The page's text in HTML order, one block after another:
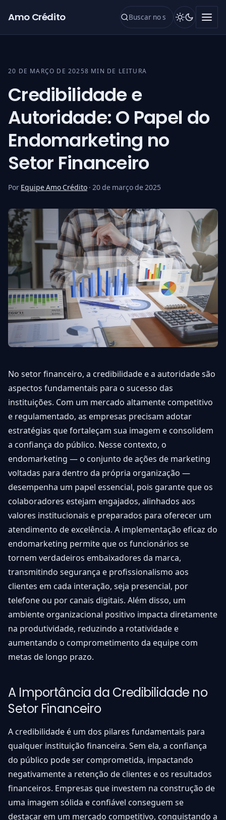
Amo Crédito
20 DE MARÇO DE 20258 MIN DE LEITURA
Credibilidade e
Autoridade: O Papel do
Endomarketing no
Setor Financeiro
Por Equipe Amo Crédito · 20 de março de 2025
No setor financeiro, a credibilidade e a autoridade são
aspectos fundamentais para o sucesso das
instituições. Com um mercado altamente competitivo
e regulamentado, as empresas precisam adotar
estratégias que fortaleçam sua imagem e consolidem
a confiança do público. Nesse contexto, o
endomarketing — o conjunto de ações de marketing
voltadas para dentro da própria organização —
desempenha um papel essencial, pois garante que os
colaboradores estejam engajados, alinhados aos
valores institucionais e preparados para oferecer um
atendimento de excelência. A implementação eficaz do
endomarketing permite que os funcionários se
tornem verdadeiros embaixadores da marca,
transmitindo segurança e profissionalismo aos
clientes em cada interação, seja presencial, por
telefone ou por canais digitais. Além disso, um
ambiente organizacional positivo impacta diretamente
na produtividade, reduzindo a rotatividade e
aumentando o comprometimento da equipe com
metas de longo prazo.
A Importância da Credibilidade no
Setor Financeiro
A credibilidade é um dos pilares fundamentais para
qualquer instituição financeira. Sem ela, a confiança
do público pode ser comprometida, impactando
negativamente a retenção de clientes e os resultados
financeiros. Empresas que investem na construção de
uma imagem sólida e confiável conseguem se
destacar em um mercado competitivo, conquistando a